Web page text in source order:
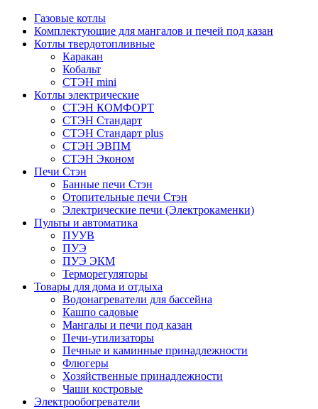
Газовые котлы
Комплектующие для мангалов и печей под казан
Котлы твердотопливные
Каракан
Кобальт
СТЭН mini
Котлы электрические
СТЭН КОМФОРТ
СТЭН Стандарт
СТЭН Стандарт plus
СТЭН ЭВПМ
СТЭН Эконом
Печи Стэн
Банные печи Стэн
Отопительные печи Стэн
Электрические печи (Электрокаменки)
Пульты и автоматика
ПУУВ
ПУЭ
ПУЭ ЭКМ
Терморегуляторы
Товары для дома и отдыха
Водонагреватели для бассейна
Кашпо садовые
Мангалы и печи под казан
Печи-утилизаторы
Печные и каминные принадлежности
Флюгеры
Хозяйственные принадлежности
Чаши костровые
Электрообогреватели